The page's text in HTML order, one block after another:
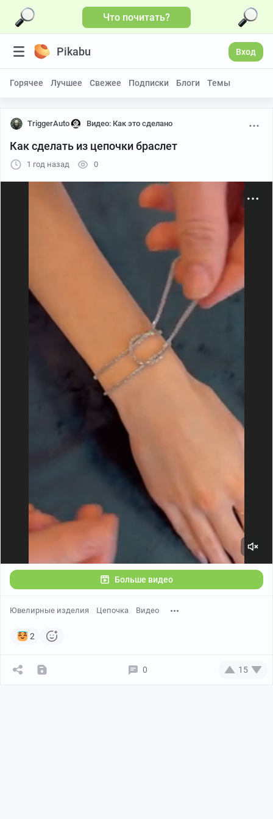
Что почитать?
Pikabu Вход
Горячее Лучшее Свежее Подписки Блоги Темы
TriggerAuto Видео: Как это сделано
Как сделать из цепочки браслет
1 год назад 0
Больше видео
Ювелирные изделия Цепочка Видео
2
0 15
Больше видео